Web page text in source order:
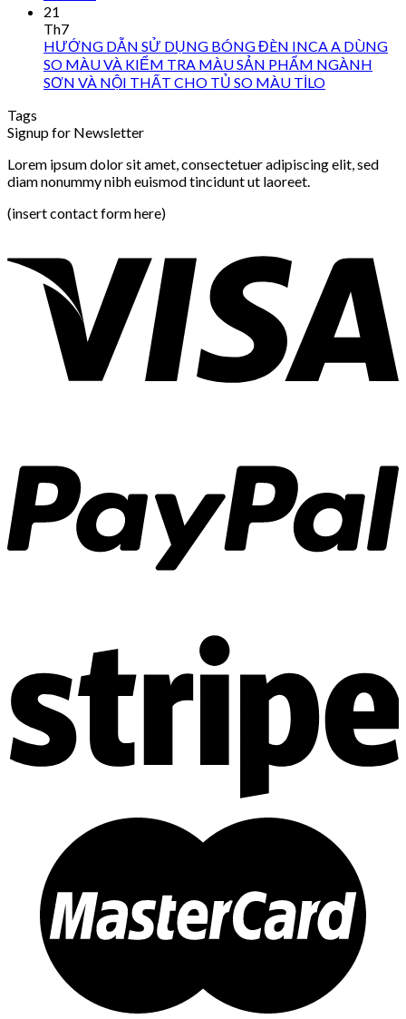
21
Th7
HƯỚNG DẪN SỬ DỤNG BÓNG ĐÈN INCA A DÙNG
SO MÀU VÀ KIỂM TRA MÀU SẢN PHẨM NGÀNH
SƠN VÀ NỘI THẤT CHO TỦ SO MÀU TİLO
Tags
Signup for Newsletter
Lorem ipsum dolor sit amet, consectetuer adipiscing elit, sed
diam nonummy nibh euismod tincidunt ut laoreet.
(insert contact form here)